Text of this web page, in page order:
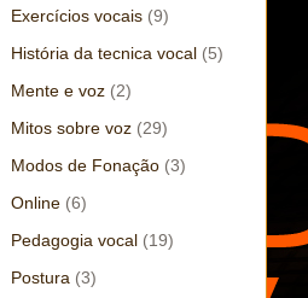
Exercícios vocais (9)
História da tecnica vocal (5)
Mente e voz (2)
Mitos sobre voz (29)
Modos de Fonação (3)
Online (6)
Pedagogia vocal (19)
Postura (3)